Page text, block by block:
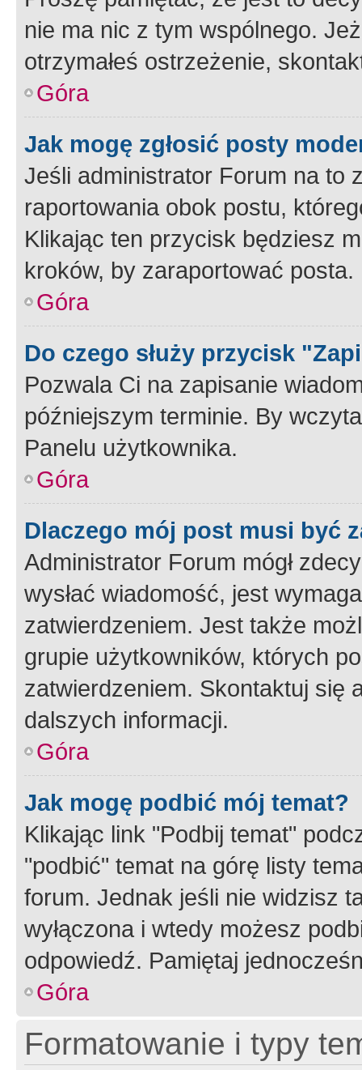
nie ma nic z tym wspólnego.
otrzymałeś ostrzeżenie,
Góra
Jak mogę zgłosić posty
Jeśli administrator Forum na to
raportowania obok postu,
Klikając ten przycisk będziesz
kroków, by zaraportować posta.
Góra
Do czego służy przycisk
Pozwala Ci na zapisanie
późniejszym terminie. By
Panelu użytkownika.
Góra
Dlaczego mój post musi być
Administrator Forum mógł
wysłać wiadomość, jest
zatwierdzeniem. Jest także
grupie użytkowników, których
zatwierdzeniem. Skontaktuj się
dalszych informacji.
Góra
Jak mogę podbić mój temat?
Klikając link "Podbij temat"
"podbić" temat na górę listy
forum. Jednak jeśli nie widzisz
wyłączona i wtedy możesz
odpowiedź. Pamiętaj
Góra
Formatowanie i typy